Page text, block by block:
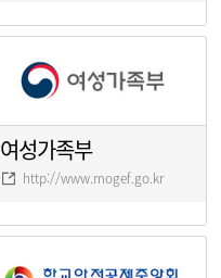
여성가족부
http://www.mogef.go.kr